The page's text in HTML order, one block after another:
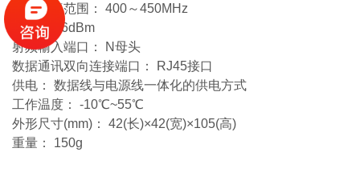
工作频率范围： 400～450MHz
增益： 16dBm
射频输入端口： N母头
数据通讯双向连接端口： RJ45接口
供电： 数据线与电源线一体化的供电方式
工作温度： -10℃~55℃
外形尺寸(mm)： 42(长)×42(宽)×105(高)
重量： 150g